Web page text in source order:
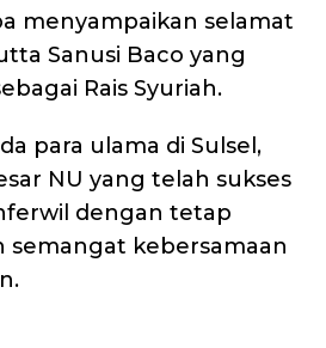
menyampaikan selamat
Sanusi Baco yang
Rais Syuriah.
para ulama di Sulsel,
NU yang telah sukses
dengan tetap
semangat kebersamaan